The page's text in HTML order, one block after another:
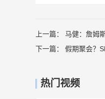
上一篇： 马健：詹姆
下一篇： 假期聚会？
热门视频